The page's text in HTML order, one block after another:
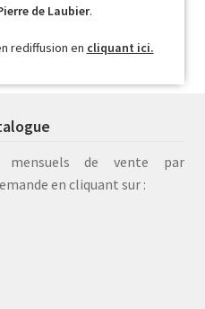
de Laubier.
rediffusion en cliquant ici.
mensuels de vente par
en cliquant sur :